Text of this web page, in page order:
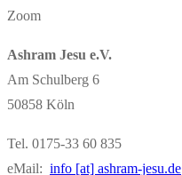
Zoom
Ashram Jesu e.V.
Am Schulberg 6
50858 Köln
Tel. 0175-33 60 835
eMail: info [at] ashram-jesu.de